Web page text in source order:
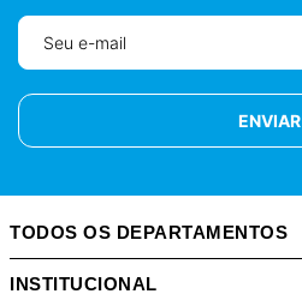
ENVIAR
TODOS OS DEPARTAMENTOS
INSTITUCIONAL